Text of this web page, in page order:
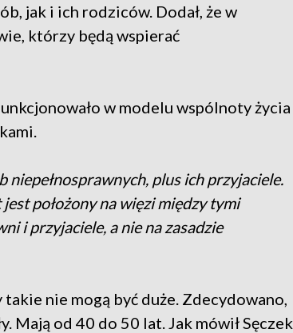
jak i ich rodziców. Dodał, że w
którzy będą wspierać
w modelu wspólnoty życia
plus ich przyjaciele.
położony na więzi między tymi
i przyjaciele, a nie na zasadzie
nie mogą być duże. Zdecydowano,
Mają od 40 do 50 lat. Jak mówił Sęczek,